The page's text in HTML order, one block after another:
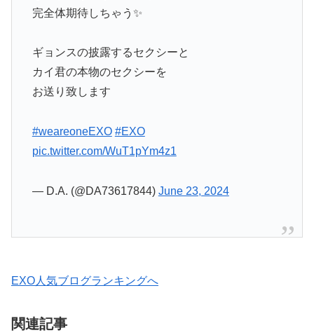
完全体期待しちゃう✨️
ギョンスの披露するセクシーと
カイ君の本物のセクシーを
お送り致します
#weareoneEXO #EXO
pic.twitter.com/WuT1pYm4z1
— D.A. (@DA73617844) June 23, 2024
EXO人気ブログランキングへ
関連記事